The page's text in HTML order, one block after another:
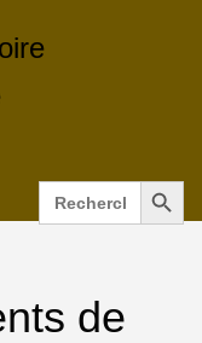
Search
for:
Search Button
de